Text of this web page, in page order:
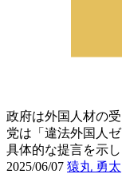
政府は外国人材の
党は「違法外国人
具体的な提言を示し
2025/06/07 猿丸 勇太